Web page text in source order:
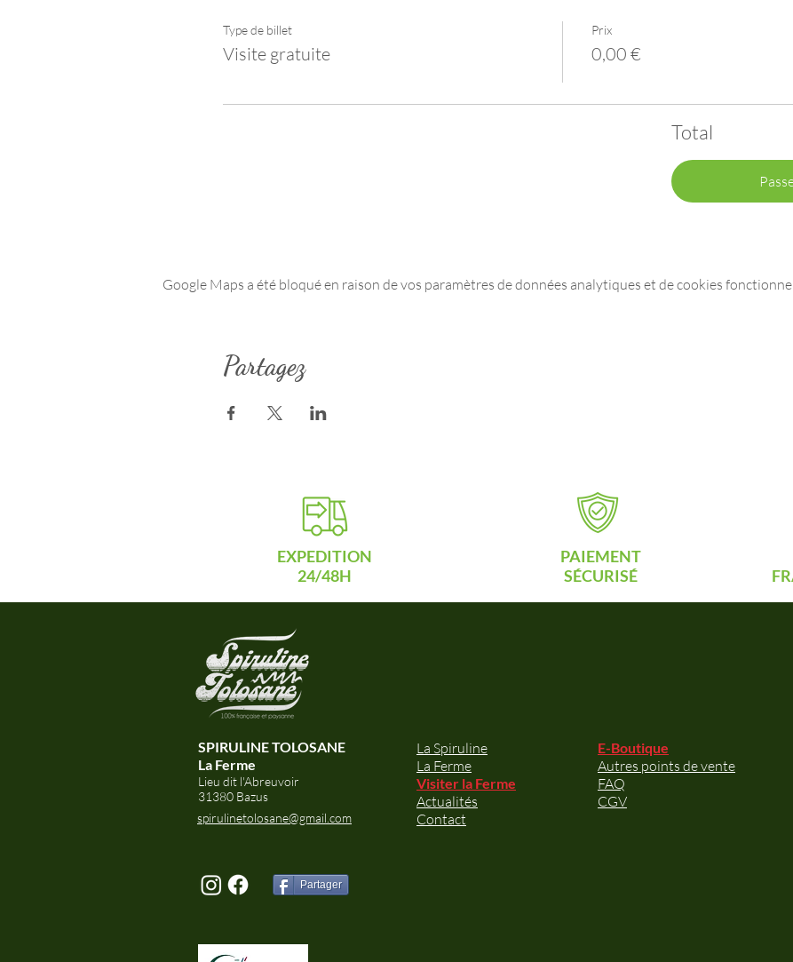
Type de billet
Visite gratuite
Prix
0,00 €
Total
Google Maps a été bloqué en raison de vos paramètres de données analytiques et de cookies
Partagez
EXPEDITION
24/48H
PAIEMENT
SÉCURISÉ
SPIRULINE TOLOSANE
La Ferme
Lieu dit l'Abreuvoir
31380 Bazus
spirulinetolosane@gmail.com
La Spiruline
La Ferme
Visiter la Ferme
Actualités
Contact
E-Boutique
Autres points de vente
FAQ
CGV
Partager